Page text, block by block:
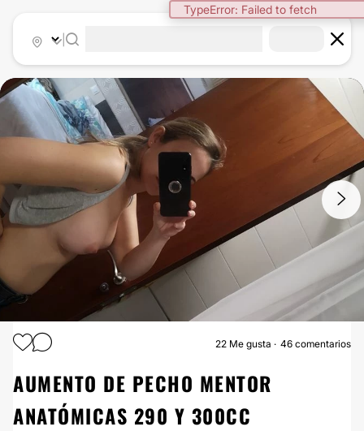
AUMENTO DE PECHO
22 Me gusta 46 comentarios
AUMENTO DE PECHO MENTOR
ANATÓMICAS 290 Y 300CC